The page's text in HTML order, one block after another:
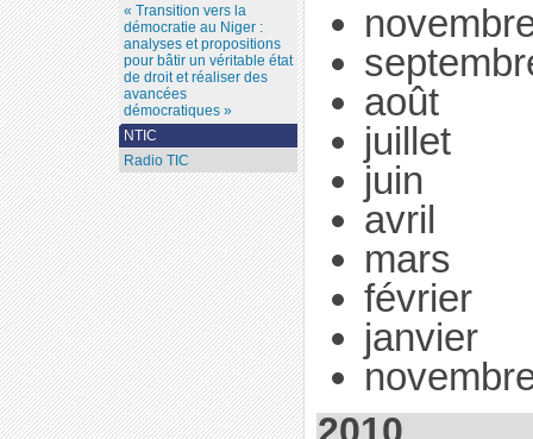
août
juillet
juin
avril
mars
février
janvier
« Transition vers la
démocratie au Niger :
analyses et propositions
pour bâtir un véritable état
de droit et réaliser des
avancées
démocratiques »
NTIC
Radio TIC